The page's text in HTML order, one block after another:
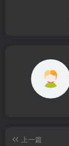
上一篇